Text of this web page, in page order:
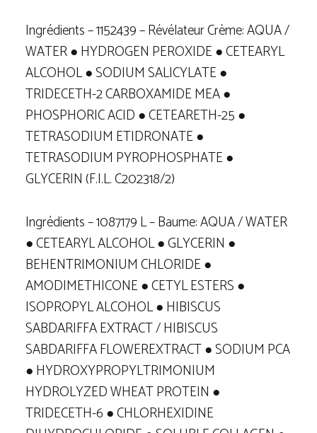
Ingrédients – 1152439 – Révélateur Crème: AQUA /
WATER ● HYDROGEN PEROXIDE ● CETEARYL
ALCOHOL ● SODIUM SALICYLATE ●
TRIDECETH-2 CARBOXAMIDE MEA ●
PHOSPHORIC ACID ● CETEARETH-25 ●
TETRASODIUM ETIDRONATE ●
TETRASODIUM PYROPHOSPHATE ●
GLYCERIN (F.I.L. C202318/2)
Ingrédients – 1087179 L – Baume: AQUA / WATER
● CETEARYL ALCOHOL ● GLYCERIN ●
BEHENTRIMONIUM CHLORIDE ●
AMODIMETHICONE ● CETYL ESTERS ●
ISOPROPYL ALCOHOL ● HIBISCUS
SABDARIFFA EXTRACT / HIBISCUS
SABDARIFFA FLOWEREXTRACT ● SODIUM PCA
● HYDROXYPROPYLTRIMONIUM
HYDROLYZED WHEAT PROTEIN ●
TRIDECETH-6 ● CHLORHEXIDINE